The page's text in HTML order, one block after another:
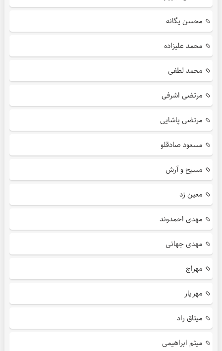
محسن یگانه
محمد علیزاده
محمد لطفی
مرتضی اشرفی
مرتضی پاشایی
مسعود صادقلو
مسیح و آرش
معین زد
مهدی احمدوند
مهدی جهانی
مهراج
مهریار
میثاق راد
میثم ابراهیمی